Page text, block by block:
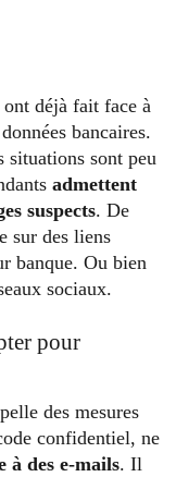
déjà fait face à
bancaires.
situations sont peu
admettent
suspects. De
sur des liens
banque. Ou bien
sociaux.
pour
des mesures
confidentiel, ne
à des e-mails. Il